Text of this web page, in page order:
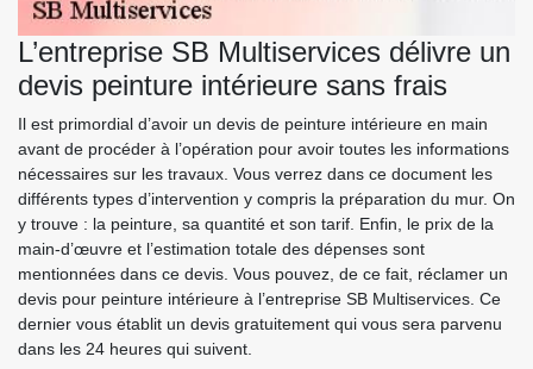
L’entreprise SB Multiservices délivre un
devis peinture intérieure sans frais
Il est primordial d’avoir un devis de peinture intérieure en main
avant de procéder à l’opération pour avoir toutes les informations
nécessaires sur les travaux. Vous verrez dans ce document les
différents types d’intervention y compris la préparation du mur. On
y trouve : la peinture, sa quantité et son tarif. Enfin, le prix de la
main-d’œuvre et l’estimation totale des dépenses sont
mentionnées dans ce devis. Vous pouvez, de ce fait, réclamer un
devis pour peinture intérieure à l’entreprise SB Multiservices. Ce
dernier vous établit un devis gratuitement qui vous sera parvenu
dans les 24 heures qui suivent.